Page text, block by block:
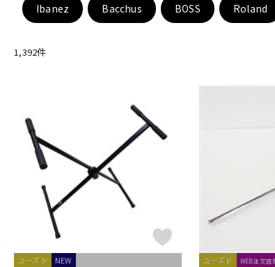
Ibanez Bacchus BOSS Roland
1,392件
ユーズド NEW ユーズド WEB注文店